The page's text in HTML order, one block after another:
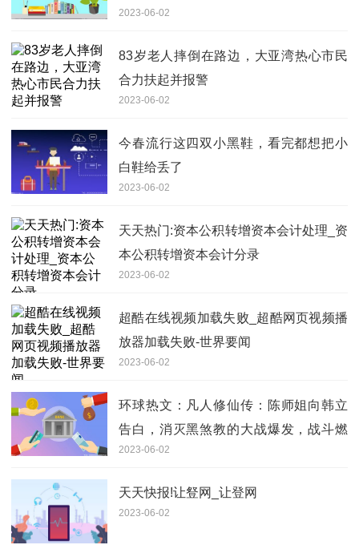
2023-06-02
83岁老人摔倒在路边，大亚湾热心市民
合力扶起并报警
2023-06-02
今春流行这四双小黑鞋，看完都想把小
白鞋给丢了
2023-06-02
天天热门:资本公积转增资本会计处理_资
本公积转增资本会计分录
2023-06-02
超酷在线视频加载失败_超酷网页视频播
放器加载失败-世界要闻
2023-06-02
环球热文：凡人修仙传：陈师姐向韩立
告白，消灭黑煞教的大战爆发，战斗燃
爆
2023-06-02
天天快报!让豋网_让登网
2023-06-02